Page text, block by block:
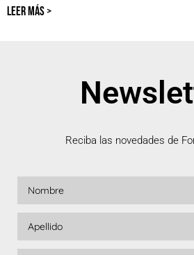
LEER MÁS >
Reciba las novedades de